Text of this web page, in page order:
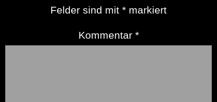
Felder sind mit * markiert
Kommentar *